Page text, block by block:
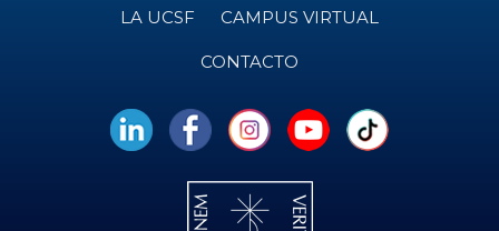
LA UCSF CAMPUS VIRTUAL
CONTACTO